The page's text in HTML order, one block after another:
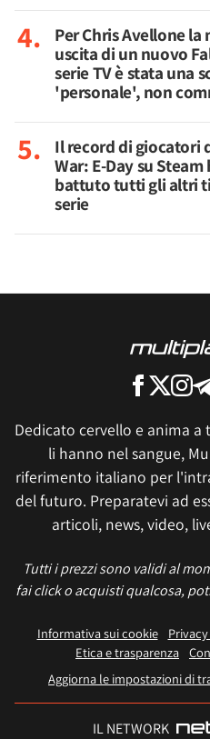
Per Chris Avellone la
uscita di un nuovo
serie TV è stata una
'personale', non
Il record di giocatori
War: E-Day su Steam
battuto tutti gli altri
serie
Dedicato cervello e anima
li hanno nel sangue,
riferimento italiano per
del futuro. Preparatevi ad
articoli, news, video,
Tutti i prezzi sono validi al
fai click o acquisti qualcosa,
Informativa sui cookie
Etica e trasparenza
Aggiorna le impostazioni di
IL NETWORK